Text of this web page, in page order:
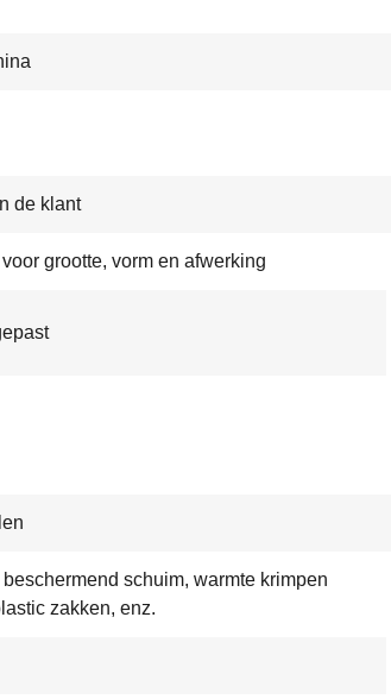
de klant
grootte, vorm en afwerking
beschermend schuim, warmte krimpen
zakken, enz.